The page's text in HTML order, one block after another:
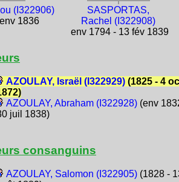
(I322906)
1836
SASPORTAS,
Rachel (I322908)
env 1794 - 13 fév 1839
AZOULAY, Israël (I322929)(1825 - 4
AZOULAY, Abraham (I322928)(env
juil 1838)
consanguins
AZOULAY, Salomon (I322905)(1828 -